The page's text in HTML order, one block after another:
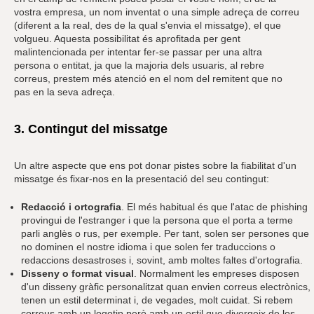
vostra empresa, un nom inventat o una simple adreça de correu
(diferent a la real, des de la qual s'envia el missatge), el que
volgueu. Aquesta possibilitat és aprofitada per gent
malintencionada per intentar fer-se passar per una altra
persona o entitat, ja que la majoria dels usuaris, al rebre
correus, prestem més atenció en el nom del remitent que no
pas en la seva adreça.
3. Contingut del missatge
Un altre aspecte que ens pot donar pistes sobre la fiabilitat d'un
missatge és fixar-nos en la presentació del seu contingut:
Redacció i ortografia . El més habitual és que l'atac de phishing
provingui de l'estranger i que la persona que el porta a terme
parli anglès o rus, per exemple. Per tant, solen ser persones que
no dominen el nostre idioma i que solen fer traduccions o
redaccions desastroses i, sovint, amb moltes faltes d'ortografia.
Disseny o format visual . Normalment les empreses disposen
d'un disseny gràfic personalitzat quan envien correus electrònics,
tenen un estil determinat i, de vegades, molt cuidat. Si rebem